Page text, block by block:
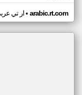
ار تي• arabic.rt.com